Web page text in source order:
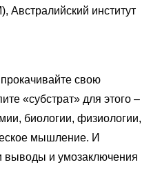
Австралийский институт
свою
«субстрат» для этого –
биологии, физиологии,
мышление. И
выводы и умозаключения